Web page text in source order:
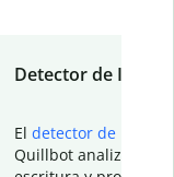
Detector de IA
El detector de IA
Quillbot analiza tu